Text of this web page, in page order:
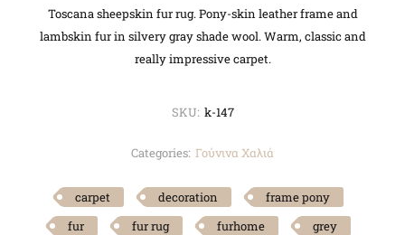
Toscana sheepskin fur rug. Pony-skin leather frame and
lambskin fur in silvery gray shade wool. Warm, classic and
really impressive carpet.
SKU: k-147
Categories: Γούνινα Χαλιά
carpet decoration
frame pony
fur
fur rug furhome
grey